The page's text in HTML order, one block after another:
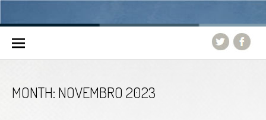
MONTH: NOVEMBRO 2023